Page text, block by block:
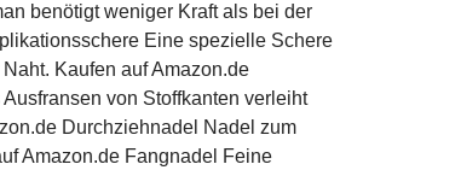
benötigt weniger Kraft als bei der
Eine spezielle Schere
Kaufen auf Amazon.de
von Stoffkanten verleiht
Durchziehnadel Nadel zum
Amazon.de Fangnadel Feine